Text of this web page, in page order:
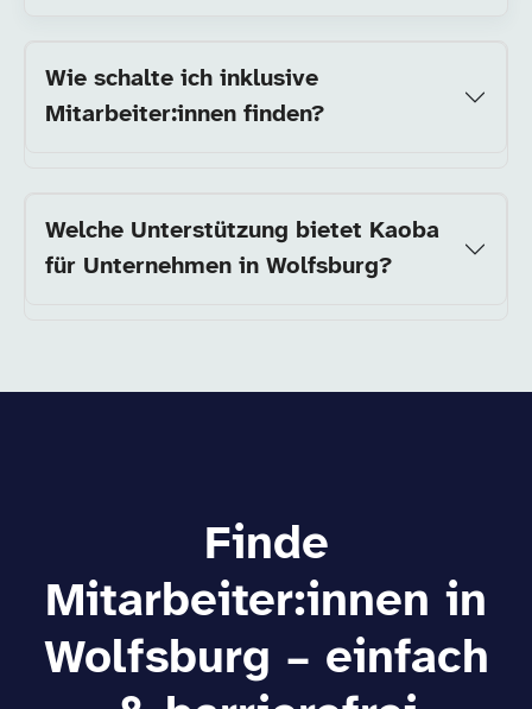
Wie schalte ich inklusive
Mitarbeiter:innen finden?
Welche Unterstützung bietet Kaoba
für Unternehmen in Wolfsburg?
Finde
Mitarbeiter:innen in
Wolfsburg – einfach